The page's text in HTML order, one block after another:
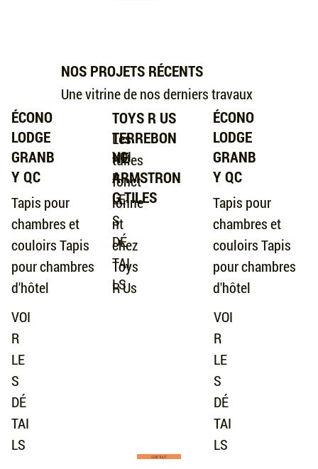
VOIR TOUT
ÉCONO
LODGE
GRANB
Y QC
Tapis pour
chambres et
couloirs Tapis
pour chambres
d'hôtel
VOI
R
LE
S
DÉ
TAI
LS
TOYS R US
TERREBON
NE
ARMSTRON
G TILES
Les
tuiles
fonct
ionne
nt
chez
Toys
R Us
VOI
R
LE
S
DÉ
TAI
LS
ÉCONO
LODGE
GRANB
Y QC
Tapis pour
chambres et
couloirs Tapis
pour chambres
d'hôtel
VOI
R
LE
S
DÉ
TAI
LS
NOS PROJETS RÉCENTS
Une vitrine de nos derniers travaux